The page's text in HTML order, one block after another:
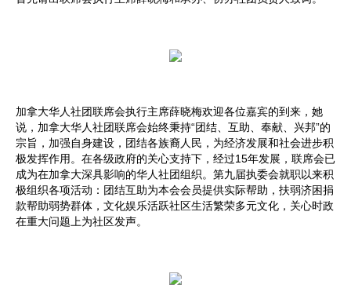
加拿大华人社团联席会执行主席薛晓梅欢迎各位嘉宾的到来，她
说，加拿大华人社团联席会始终秉持“团结、互助、奉献、兴邦”的
宗旨，加强自身建设，团结各族裔人民，为经济发展和社会进步积
极发挥作用。在各级政府的关心支持下，经过15年发展，联席会已
成为在加拿大深具影响的华人社团组织。第九届执委会就职以来积
极组织各项活动：团结互助为本会会员提供实际帮助，扶弱济困捐
款帮助弱势群体，文化娱乐活跃社区生活繁荣多元文化，关心时政
在重大问题上为社区发声。